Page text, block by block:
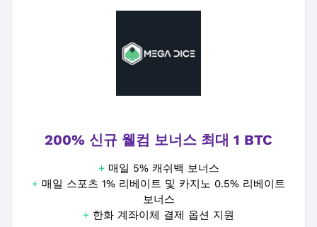
200% 신규 웰컴 보너스 최대 1 BTC
+ 매일 5% 캐쉬백 보너스
+ 매일 스포츠 1% 리베이트 및 카지노 0.5% 리베이트
보너스
+ 한화 계좌이체 결제 옵션 지원